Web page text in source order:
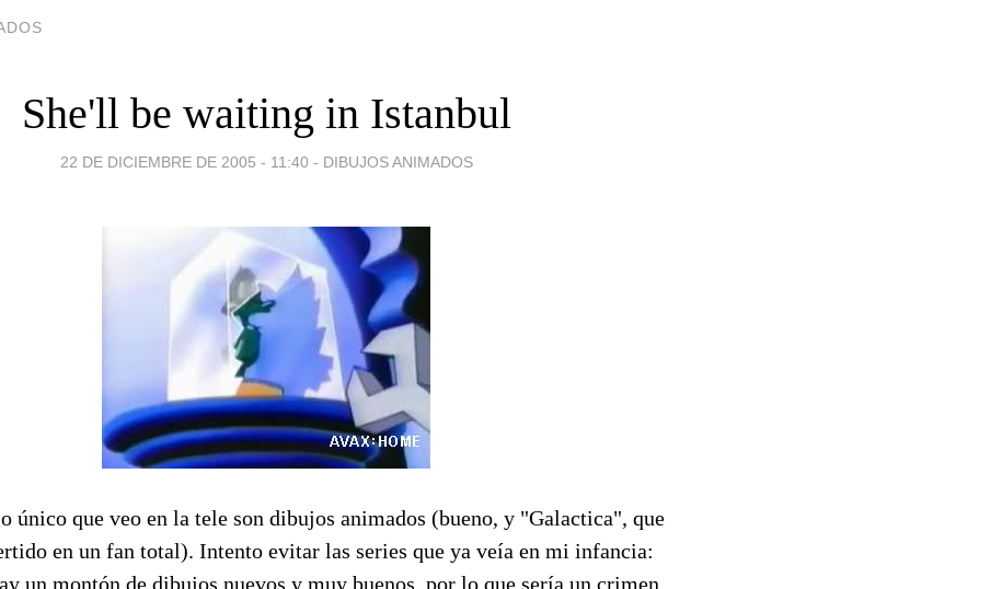
She'll be waiting in Istanbul
22 DE DICIEMBRE DE 2005 - 11:40 - DIBUJOS ANIMADOS
único que veo en la tele son dibujos animados (bueno, y "Galactica", que
en un fan total). Intento evitar las series que ya veía en mi infancia:
un montón de dibujos nuevos y muy buenos, por lo que sería un crimen